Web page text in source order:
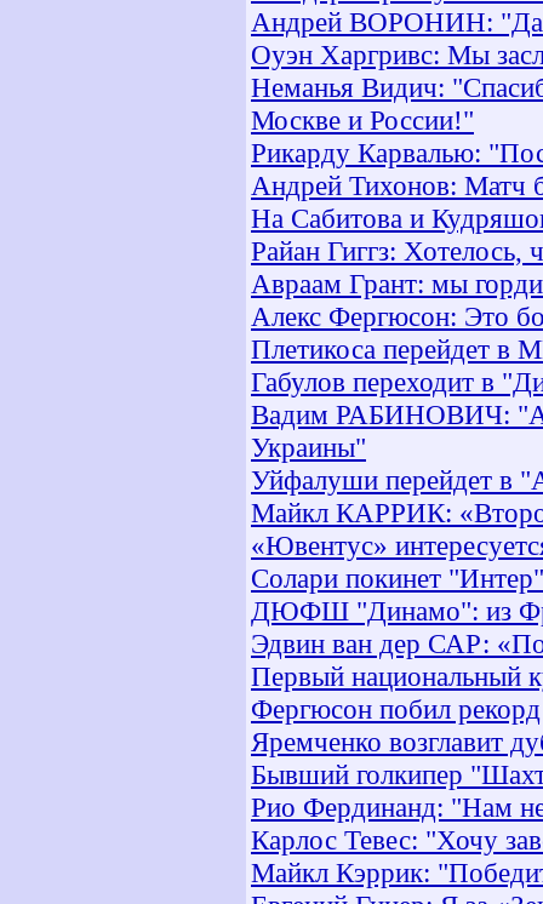
Андрей ВОРОНИН:
Оуэн Харгривс: Мы
Неманья Видич:
Москве и России!"
Рикарду Карвалью:
Андрей Тихонов: Матч
На Сабитова и
Райан Гиггз: Хотелось,
Авраам Грант: мы
Алекс Фергюсон: Это
Плетикоса перейдет в
Габулов переходит в
Вадим РАБИНОВИЧ:
Украины"
Уйфалуши перейдет в
Майкл КАРРИК:
«Ювентус»
Солари покинет "Интер"
ДЮФШ "Динамо": из
Эдвин ван дер САР:
Первый национальный
Фергюсон побил
Яремченко возглавит
Бывший голкипер
Рио Фердинанд: "Нам
Карлос Тевес: "Хочу
Майкл Кэррик: